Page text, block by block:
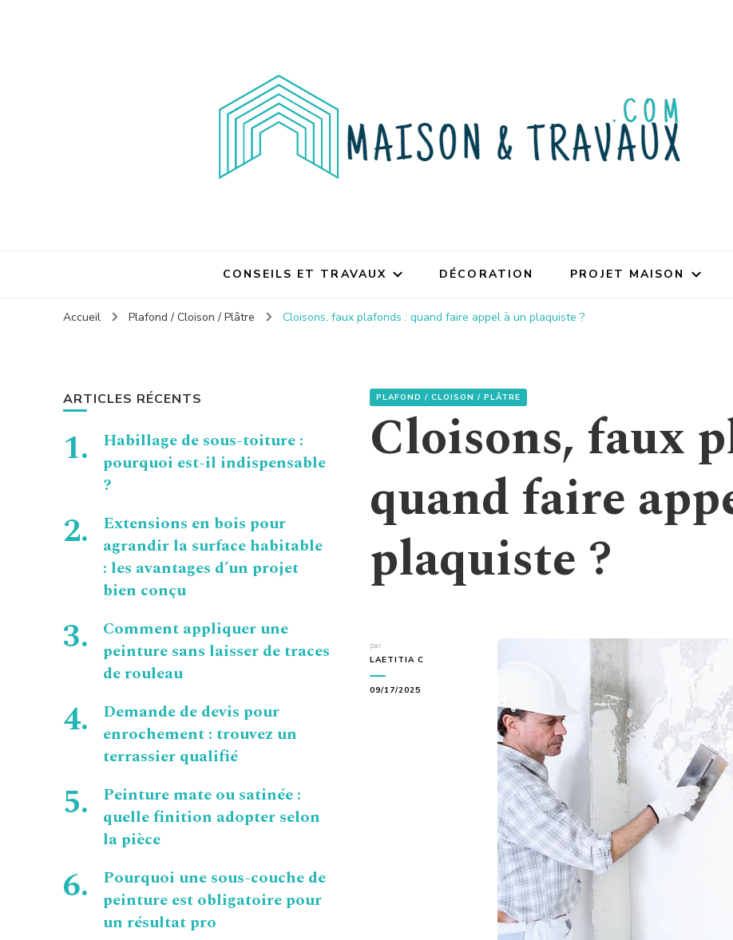
CONSEILS ET TRAVAUX DÉCORATION PROJET MAISON
Accueil Plafond / Cloison / Plâtre Cloisons, faux plafonds : quand faire appel à un plaquiste ?
PLAFOND / CLOISON / PLÂTRE
Cloisons, faux
quand faire
plaquiste ?
par
LAETITIA C
09/17/2025
ARTICLES RÉCENTS
Habillage de sous-toiture :
pourquoi est-il indispensable
?
Extensions en bois pour
agrandir la surface habitable
: les avantages d’un projet
bien conçu
Comment appliquer une
peinture sans laisser de traces
de rouleau
Demande de devis pour
enrochement : trouvez un
terrassier qualifié
Peinture mate ou satinée :
quelle finition adopter selon
la pièce
Pourquoi une sous-couche de
peinture est obligatoire pour
un résultat pro